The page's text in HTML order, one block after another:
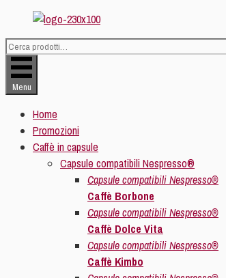
al
contenuto
Cerca:
Menu
Home
Promozioni
Caffè in capsule
Capsule compatibili Nespresso®
Capsule compatibili Nespresso®
Caffè Borbone
Capsule compatibili Nespresso®
Caffè Dolce Vita
Capsule compatibili Nespresso®
Caffè Kimbo